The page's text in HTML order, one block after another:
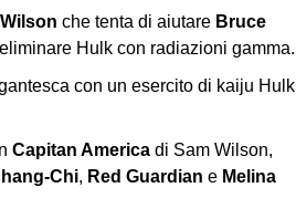
che tenta di aiutare Bruce
Hulk con radiazioni gamma.
con un esercito di kaiju Hulk
Capitan America di Sam Wilson,
Chi, Red Guardian e Melina